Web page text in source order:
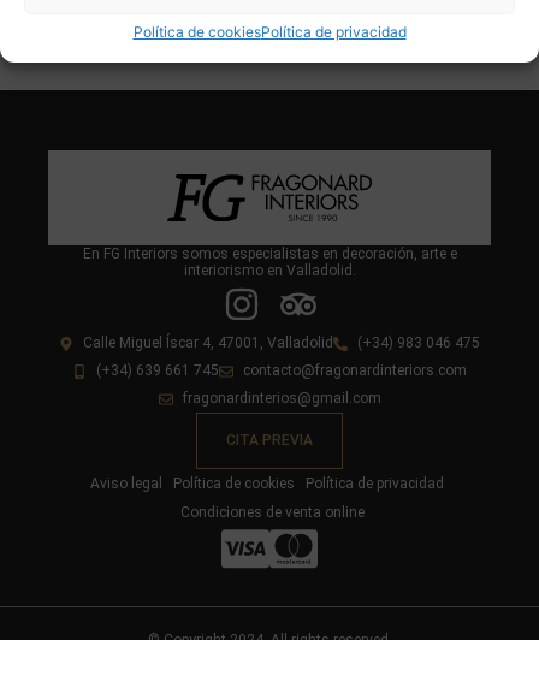
Política de cookiesPolítica de privacidad
En FG Interiors somos especialistas en decoración, arte e
interiorismo en Valladolid.
Calle Miguel Íscar 4, 47001, Valladolid
(+34) 983 046 475
(+34) 639 661 745
contacto@fragonardinteriors.com
fragonardinterios@gmail.com
CITA PREVIA
Aviso legal Política de cookies
Política de privacidad
Condiciones de venta online
© Copyright 2024. All rights reserved.